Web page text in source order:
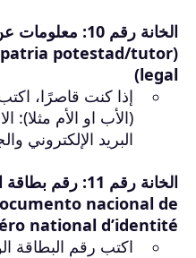
الخانة رقم 10:
patria potestad/tutor
legal)
إذا كنت قاصرًا،
(الأب او الأم مثلا):
البريد الإلكتروني
nacional de
national d’identité)
اكتب رقم البطاقة